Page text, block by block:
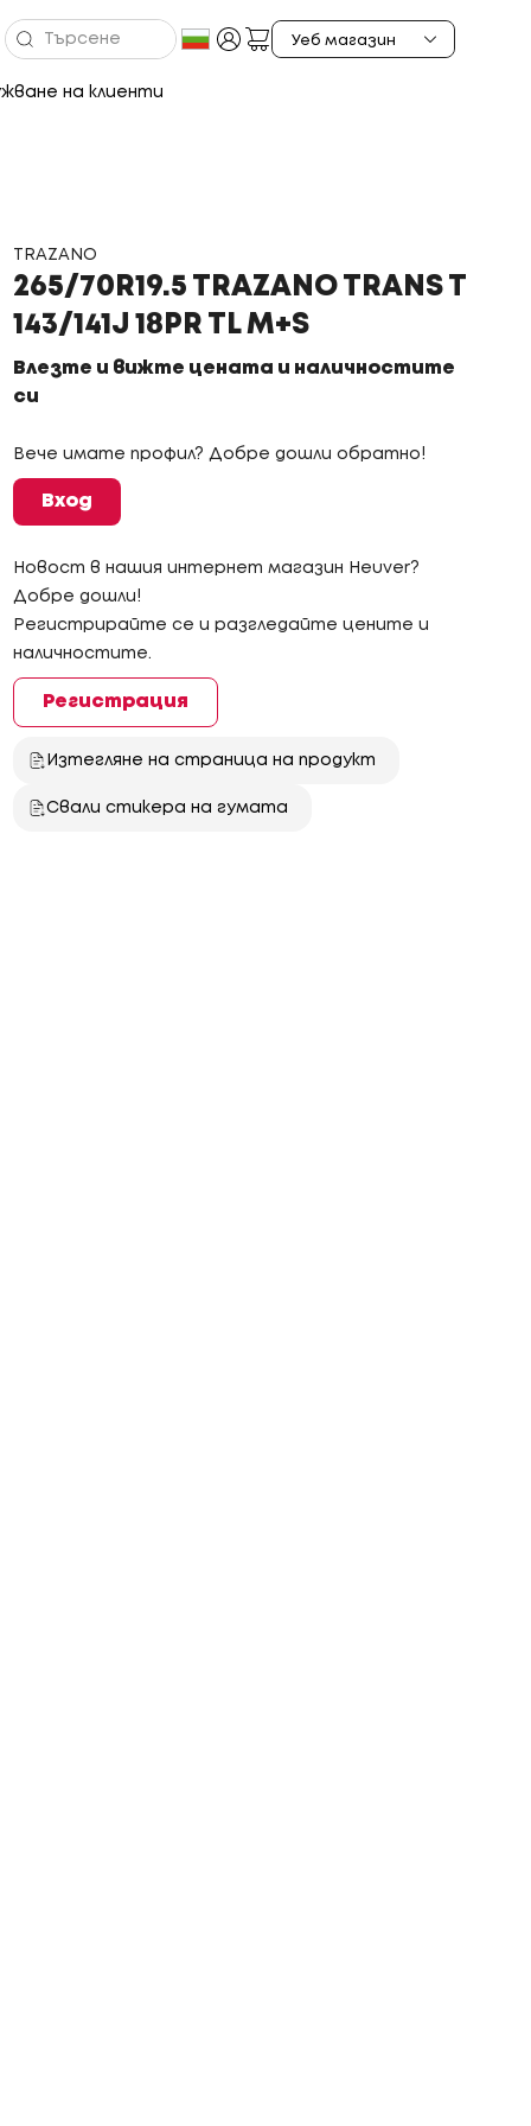
на клиенти
TRAZANO
265/70R19.5 TRAZANO TRANS T
143/141J 18PR TL M+S
Влезте и вижте цената и наличностите
си
Вече имате профил? Добре дошли обратно!
Вход
Новост в нашия интернет магазин Heuver?
Добре дошли!
Регистрирайте се и разгледайте цените и
наличностите.
Регистрация
Изтегляне на страница на продукт
Свали стикера на гумата